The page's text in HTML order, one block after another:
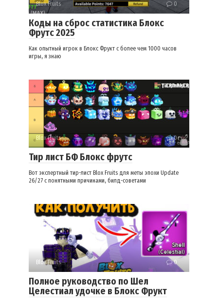
Blox Fruits 0
Коды на сброс статистика Блокс
Фрутс 2025
Как опытный игрок в Блокс Фрукт с более чем 1000 часов
игры, я знаю
Blox Fruits 0
Тир лист БФ Блокс фрутс
Вот экспертный тир-лист Blox Fruits для меты эпохи Update
26/27 с понятными причинами, билд-советами
Blox Fruits 0
Полное руководство по Шел
Целестиал удочке в Блокс Фрукт